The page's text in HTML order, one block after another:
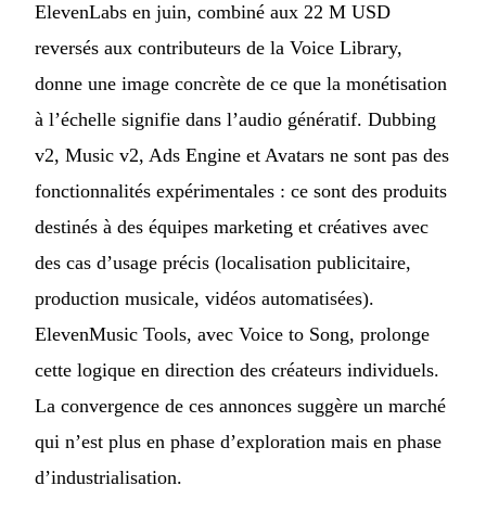
ElevenLabs en juin, combiné aux 22 M USD
reversés aux contributeurs de la Voice Library,
donne une image concrète de ce que la monétisation
à l’échelle signifie dans l’audio génératif. Dubbing
v2, Music v2, Ads Engine et Avatars ne sont pas des
fonctionnalités expérimentales : ce sont des produits
destinés à des équipes marketing et créatives avec
des cas d’usage précis (localisation publicitaire,
production musicale, vidéos automatisées).
ElevenMusic Tools, avec Voice to Song, prolonge
cette logique en direction des créateurs individuels.
La convergence de ces annonces suggère un marché
qui n’est plus en phase d’exploration mais en phase
d’industrialisation.